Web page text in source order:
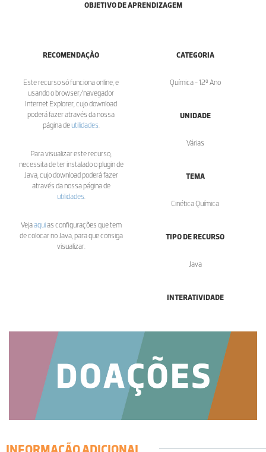
OBJETIVO DE APRENDIZAGEM
RECOMENDAÇÃO
Este recurso só funciona online, e
usando o browser/navegador
Internet Explorer, cujo download
poderá fazer através da nossa
página deutilidades.
Para visualizar este recurso,
necessita de ter instalado o plugin de
Java, cujo download poderá fazer
através da nossa página de
utilidades.
Vejaaquias configurações que tem
de colocar no Java, para que consiga
visualizar.
CATEGORIA
Química - 12º Ano
UNIDADE
Várias
TEMA
Cinética Química
TIPO DE RECURSO
Java
INTERATIVIDADE